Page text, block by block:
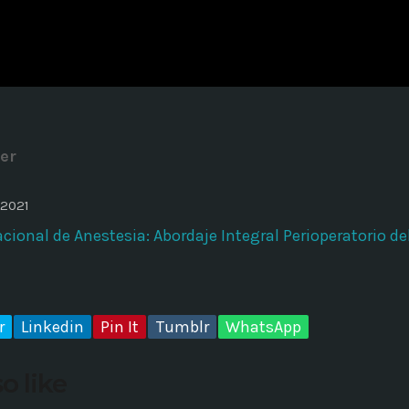
Time
de Anestesia: Abordaje Integral Perioperatorio
Linkedin Pin It Tumblr WhatsApp